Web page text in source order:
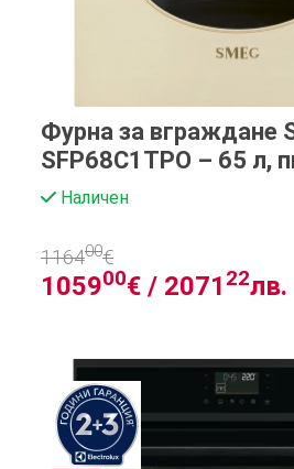
Фурна за вграждане
SFP68C1TPO – 65 л,
Наличен
105900€ / 2071 22лв.
116400€